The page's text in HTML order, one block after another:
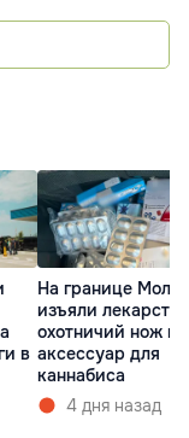
в
На границе
изъяли
охотничий нож и
аксессуар для
каннабиса
4 дня назад